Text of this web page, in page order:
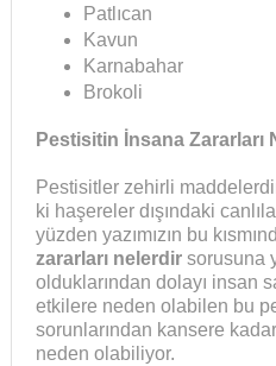
Patlıcan
Kavun
Karnabahar
Brokoli
Pestisitin İnsana Zararları
Pestisitler zehirli
ki haşereler dışındaki
yüzden yazımızın bu
zararları nelerdirsorusuna
olduklarından dolayı insan
etkilere neden olabilen bu
sorunlarından kansere
neden olabiliyor.